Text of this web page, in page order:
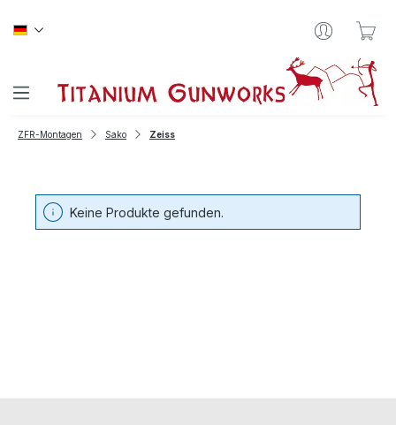
ZFR-Montagen Sako Zeiss
Keine Produkte gefunden.